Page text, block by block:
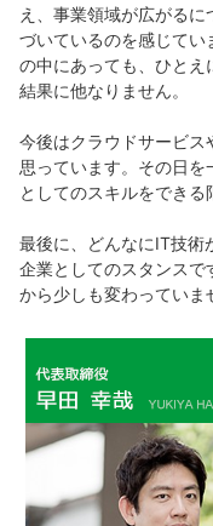
え、事業領域が広がる
づいているのを感じて
の中にあっても、ひとえ
結果に他なりません。
今後はクラウドサービス
思っています。その日
としてのスキルをできる
最後に、どんなにIT技術
企業としてのスタンスで
から少しも変わっていま